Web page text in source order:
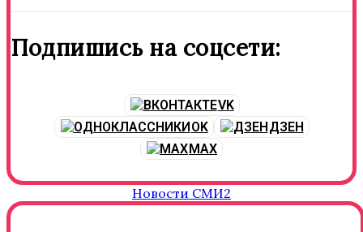
Подпишись на соцсети:
VK
OK
ДЗЕН
MAX
Новости СМИ2